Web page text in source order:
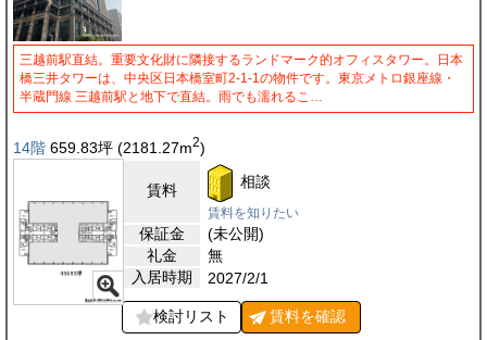
三越前駅直結。重要文化財に隣接するランドマーク的オフィスタワー。日本
橋三井タワーは、中央区日本橋室町2-1-1の物件です。東京メトロ銀座線・
半蔵門線 三越前駅と地下で直結。雨でも濡れるこ…
14階 659.83坪 (2181.27m2)
賃料 相談
賃料を知りたい
保証金
(未公開)
礼金
無
入居時期
2027/2/1
検討リスト 賃料を確認